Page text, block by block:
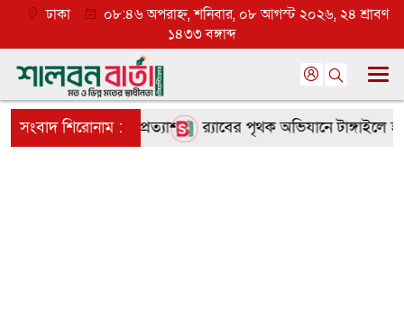
ঢাকা
০৮:৪৬ অপরাহ্ন, শনিবার, ০৮ আগস্ট ২০২৬, ২৪ শ্রাবণ
১৪৩৩ বঙ্গাব্দ
সংবাদ শিরোনাম :
তৃণমূলে ব্যাপক প্রত্যাশা র‌্যাবের পৃথক অভিযানে টাঙ্গাইলে